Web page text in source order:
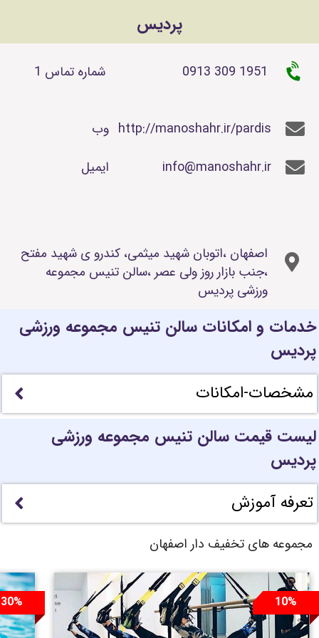
پردیس
0913 309 1951 شماره تماس 1
http://manoshahr.ir/pardis وب
info@manoshahr.ir
ایمیل
اصفهان ،اتوبان شهید میثمی، کندرو ی شهید مفتح
،جنب بازار روز ولی عصر ،سالن تنیس مجموعه
ورزشی پردیس
خدمات و امکانات سالن تنیس مجموعه ورزشی
پردیس
مشخصات-امکانات
لیست قیمت سالن تنیس مجموعه ورزشی
پردیس
تعرفه آموزش
مجموعه های تخفیف دار اصفهان
10%
30%